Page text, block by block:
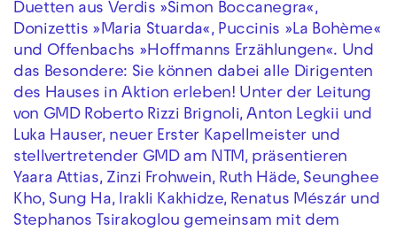
Duetten aus Verdis »Simon Boccanegra«,
Donizettis »Maria Stuarda«, Puccinis »La Bohème«
und Offenbachs »Hoffmanns Erzählungen«. Und
das Besondere: Sie können dabei alle Dirigenten
des Hauses in Aktion erleben! Unter der Leitung
von GMD Roberto Rizzi Brignoli, Anton Legkii und
Luka Hauser, neuer Erster Kapellmeister und
stellvertretender GMD am NTM, präsentieren
Yaara Attias, Zinzi Frohwein, Ruth Häde, Seunghee
Kho, Sung Ha, Irakli Kakhidze, Renatus Mészár und
Stephanos Tsirakoglou gemeinsam mit dem